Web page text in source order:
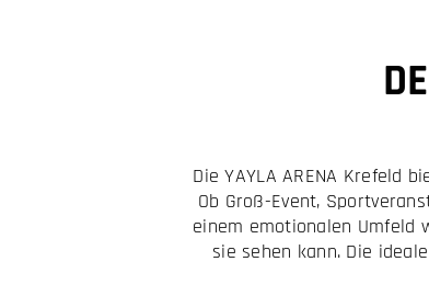
Die YAYLA ARENA Krefeld
Ob Groß-Event,
einem emotionalen Umfeld
sie sehen kann. Die